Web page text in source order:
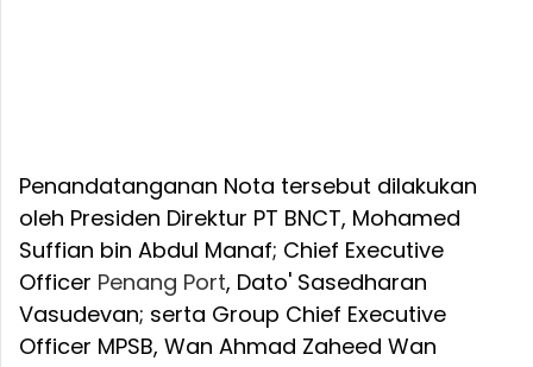
Penandatanganan Nota tersebut dilakukan
oleh Presiden Direktur PT BNCT, Mohamed
Suffian bin Abdul Manaf; Chief Executive
Officer Penang Port, Dato' Sasedharan
Vasudevan; serta Group Chief Executive
Officer MPSB, Wan Ahmad Zaheed Wan